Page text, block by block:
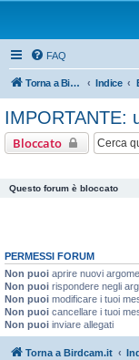
FAQ
Torna a Birdcam.it Indice
IMPORTANTE:
Bloccato
Questo forum è bloccato
PERMESSI FORUM
Non puoi aprire nuovi
Non puoi rispondere negli
Non puoi modificare i tuoi
Non puoi cancellare i tuoi
Non puoi inviare allegati
Torna a Birdcam.it